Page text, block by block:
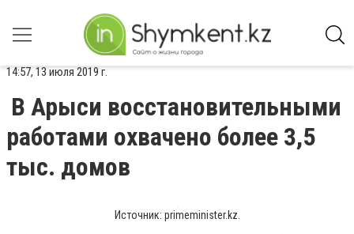
14:57, 13 июля 2019 г.
В Арыси восстановительными
работами охвачено более 3,5
тыс. домов
Источник: primeminister.kz.